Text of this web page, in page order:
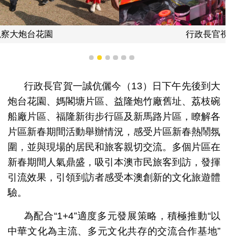
1 2 3 4 5 6
行政長官賀一誠伉儷今（13）日下午先後到大
炮台花園、媽閣塘片區、益隆炮竹廠舊址、荔枝碗
船廠片區、福隆新街步行區及新馬路片區，瞭解各
片區新春期間活動舉辦情況，感受片區新春熱鬧氛
圍，並與現場的居民和旅客親切交流。多個片區在
新春期間人氣鼎盛，吸引本澳市民旅客到訪，發揮
引流效果，引領到訪者感受本澳創新的文化旅遊體
驗。
為配合“1+4”適度多元發展策略，積極推動“以
中華文化為主流、多元文化共存的交流合作基地”